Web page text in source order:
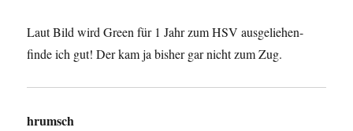
Laut Bild wird Green für 1 Jahr zum HSV ausgeliehen-
finde ich gut! Der kam ja bisher gar nicht zum Zug.
hrumsch